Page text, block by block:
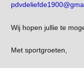
Wij hopen jullie te
Met sportgroeten,